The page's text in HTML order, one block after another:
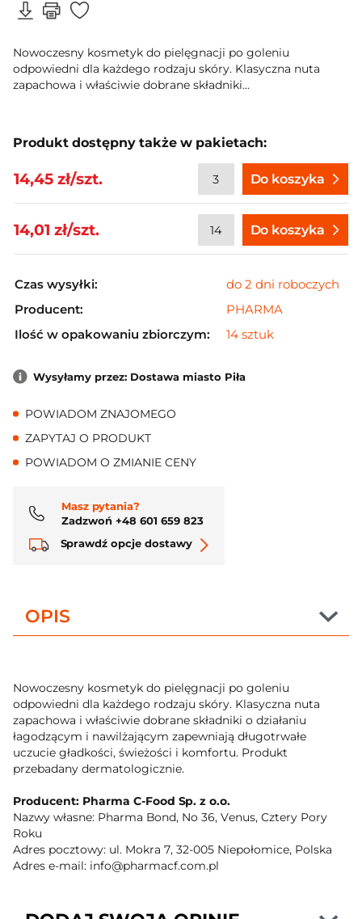
Nowoczesny kosmetyk do pielęgnacji po goleniu
odpowiedni dla każdego rodzaju skóry. Klasyczna nuta
zapachowa i właściwie dobrane składniki...
Produkt dostępny także w pakietach:
14,45 zł/szt. Do koszyka
14,01 zł/szt. Do koszyka
Czas wysyłki:
do 2 dni roboczych
Producent:
PHARMA
Ilość w opakowaniu zbiorczym:
14 sztuk
Wysyłamy przez: Dostawa miasto Piła
POWIADOM ZNAJOMEGO
ZAPYTAJ O PRODUKT
POWIADOM O ZMIANIE CENY
Masz pytania?
Zadzwoń +48 601 659 823
Sprawdź opcje dostawy
OPIS
Nowoczesny kosmetyk do pielęgnacji po goleniu
odpowiedni dla każdego rodzaju skóry. Klasyczna nuta
zapachowa i właściwie dobrane składniki o działaniu
łagodzącym i nawilżającym zapewniają długotrwałe
uczucie gładkości, świeżości i komfortu. Produkt
przebadany dermatologicznie.
Producent: Pharma C-Food Sp. z o.o.
Nazwy własne: Pharma Bond, No 36, Venus, Cztery Pory
Roku
Adres pocztowy: ul. Mokra 7, 32-005 Niepołomice, Polska
Adres e-mail: info@pharmacf.com.pl